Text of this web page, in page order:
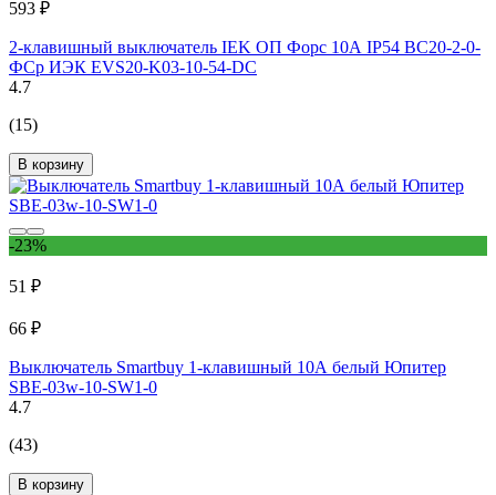
593 ₽
2-клавишный выключатель IEK ОП Форс 10А IP54 ВС20-2-0-
ФСр ИЭК EVS20-K03-10-54-DC
4.7
(15)
В корзину
-23%
51 ₽
66 ₽
Выключатель Smartbuy 1-клавишный 10А белый Юпитер
SBE-03w-10-SW1-0
4.7
(43)
В корзину